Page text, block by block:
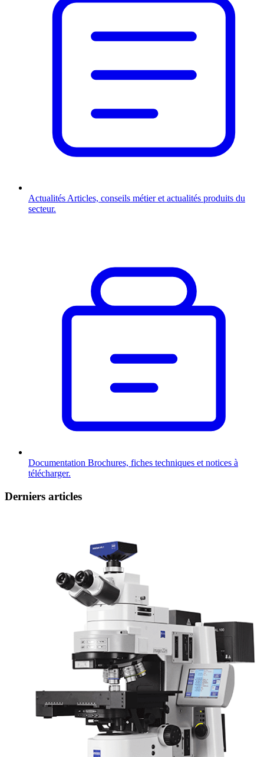
Actualités Articles, conseils métier et actualités produits du
secteur.
Documentation Brochures, fiches techniques et notices à
télécharger.
Derniers articles